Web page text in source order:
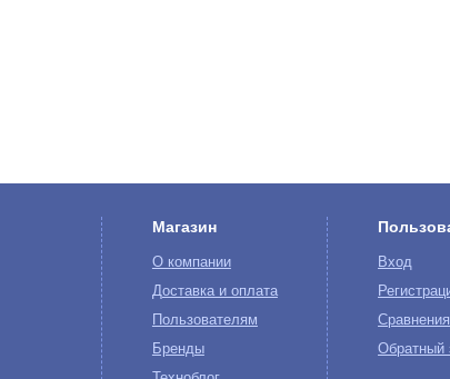
Магазин
О компании
Доставка и оплата
Пользователям
Бренды
Вход
Сравнения
Обратный